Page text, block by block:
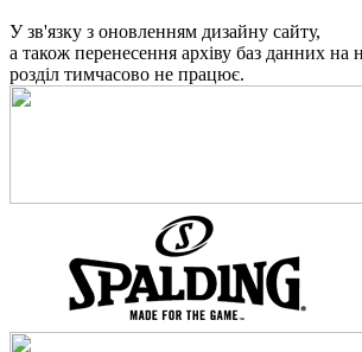
У зв'язку з оновленням дизайну сайту,
а також перенесення архіву баз данних на
розділ тимчасово не працює.